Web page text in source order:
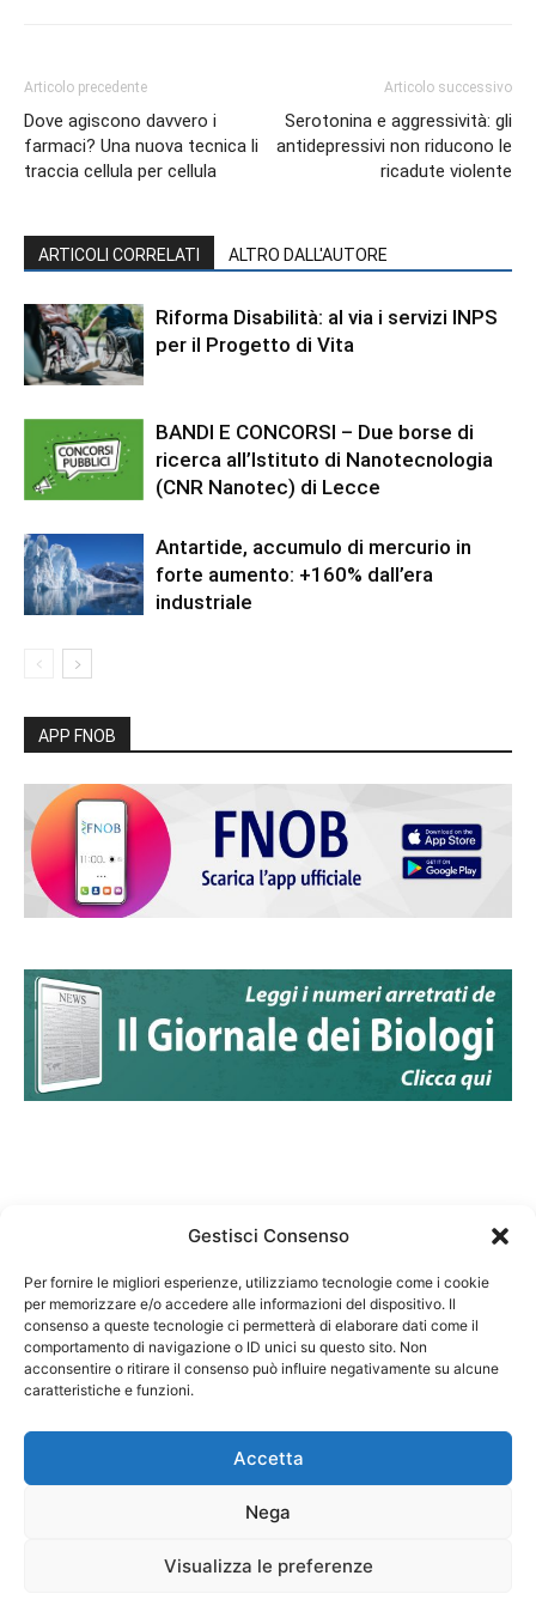
Gestisci Consenso
Per fornire le migliori esperienze, utilizziamo tecnologie come i cookie
per memorizzare e/o accedere alle informazioni del dispositivo. Il
consenso a queste tecnologie ci permetterà di elaborare dati come il
comportamento di navigazione o ID unici su questo sito. Non
acconsentire o ritirare il consenso può influire negativamente su alcune
caratteristiche e funzioni.
Accetta
Nega
Visualizza le preferenze
Articolo precedente
Dove agiscono davvero i
farmaci? Una nuova tecnica li
traccia cellula per cellula
Articolo successivo
Serotonina e aggressività: gli
antidepressivi non riducono le
ricadute violente
ARTICOLI CORRELATI ALTRO DALL'AUTORE
Riforma Disabilità: al via i servizi INPS
per il Progetto di Vita
BANDI E CONCORSI – Due borse di
ricerca all’Istituto di Nanotecnologia
(CNR Nanotec) di Lecce
Antartide, accumulo di mercurio in
forte aumento: +160% dall’era
industriale
APP FNOB
Federazione Nazionale Degli Ordini dei Biologi:
codice fiscale 80069130583
Responsabile sito internet www.fnob.it:
Privacy Policy Cookie Policy